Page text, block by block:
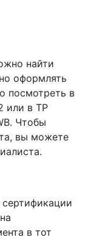
найти
оформлять
посмотреть в
или в ТР
Чтобы
вы можете
в тот